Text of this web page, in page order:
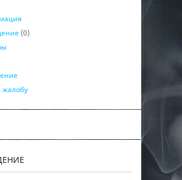
(0)
жалобу